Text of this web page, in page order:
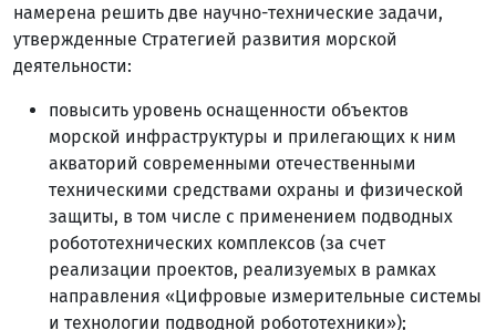
намерена решить две научно-технические задачи,
утвержденные Стратегией развития морской
деятельности:
повысить уровень оснащенности объектов
морской инфраструктуры и прилегающих к ним
акваторий современными отечественными
техническими средствами охраны и физической
защиты, в том числе с применением подводных
робототехнических комплексов (за счет
реализации проектов, реализуемых в рамках
направления «Цифровые измерительные системы
и технологии подводной робототехники»);